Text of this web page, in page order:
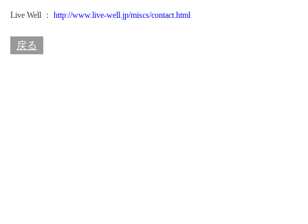
Live Well ： http://www.live-well.jp/miscs/contact.html
戻る